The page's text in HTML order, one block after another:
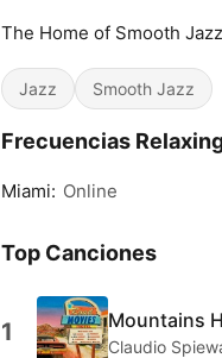
The Home of Smooth Jazz
Jazz Smooth Jazz
Frecuencias
Miami: Online
Top Canciones
1 Mountains
Claudio